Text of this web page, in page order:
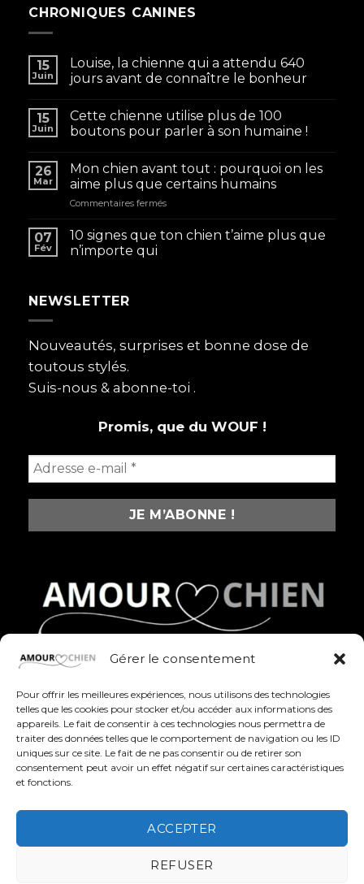
Gérer le consentement
Pour offrir les meilleures expériences, nous utilisons des technologies
telles que les cookies pour stocker et/ou accéder aux informations des
appareils. Le fait de consentir à ces technologies nous permettra de
traiter des données telles que le comportement de navigation ou les ID
uniques sur ce site. Le fait de ne pas consentir ou de retirer son
consentement peut avoir un effet négatif sur certaines caractéristiques
et fonctions.
ACCEPTER
REFUSER
CHRONIQUES CANINES
15
Juin
Louise, la chienne qui a attendu 640
jours avant de connaître le bonheur
15
Juin
Cette chienne utilise plus de 100
boutons pour parler à son humaine !
26
Mar
Mon chien avant tout : pourquoi on les
aime plus que certains humains
Commentaires ferméssur
chien
plus
humains
07
Fév
10 signes que ton chien t’aime plus que
n’importe qui
NEWSLETTER
Nouveautés, surprises et bonne dose de
toutous stylés.
Suis-nous & abonne-toi .
Promis, que du WOUF !
Des produits fun, stylés et pleins d’amour pour
célébrer nos compagnons à quatre pattes au
quotidien